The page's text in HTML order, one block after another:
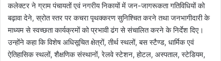
कलेक्टर ने ग्राम पंचायतों एवं नगरीय निकायों में जन-जागरूकता गतिविधियों को
बढ़ावा देने, स्रोत स्तर पर कचरा पृथक्करण सुनिश्चित करने तथा जनभागीदारी के
माध्यम से स्वच्छता कार्यक्रमों को प्रभावी ढंग से संचालित करने के निर्देश दिए।
उन्होंने कहा कि विशेष अधिसूचित क्षेत्रों, तीर्थ स्थलों, बस स्टैण्ड, धार्मिक एवं
ऐतिहासिक स्थलों, शैक्षणिक संस्थानों, रेलवे स्टेशन, होटल, अस्पताल, स्टेडियम,